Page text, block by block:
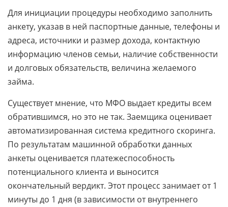
Для инициации процедуры необходимо заполнить
анкету, указав в ней паспортные данные, телефоны и
адреса, источники и размер дохода, контактную
информацию членов семьи, наличие собственности
и долговых обязательств, величина желаемого
займа.
Существует мнение, что МФО выдает кредиты всем
обратившимся, но это не так. Заемщика оценивает
автоматизированная система кредитного скоринга.
По результатам машинной обработки данных
анкеты оценивается платежеспособность
потенциального клиента и выносится
окончательный вердикт. Этот процесс занимает от 1
минуты до 1 дня (в зависимости от внутреннего